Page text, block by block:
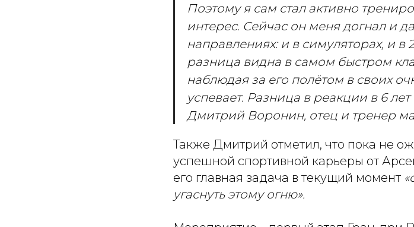
Поэтому я сам стал активно
интерес. Сейчас он меня догнал и
направлениях: и в симуляторах, и в
разница видна в самом быстром
наблюдая за его полётом в своих
успевает. Разница в реакции в 6
Дмитрий Воронин, отец и тренер
Также Дмитрий отметил, что пока не
успешной спортивной карьеры от
его главная задача в текущий момент
угаснуть этому огню».